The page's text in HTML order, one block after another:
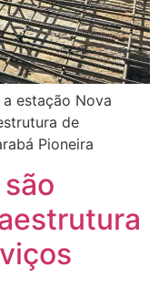
estação Nova
de
Pioneira